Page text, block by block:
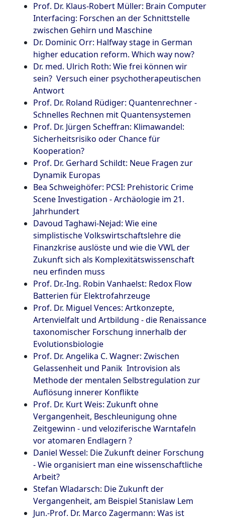
Prof. Dr. Klaus-Robert Müller: Brain Computer
Interfacing: Forschen an der Schnittstelle
zwischen Gehirn und Maschine
Dr. Dominic Orr: Halfway stage in German
higher education reform. Which way now?
Dr. med. Ulrich Roth: Wie frei können wir
sein?  Versuch einer psychotherapeutischen
Antwort
Prof. Dr. Roland Rüdiger: Quantenrechner -
Schnelles Rechnen mit Quantensystemen
Prof. Dr. Jürgen Scheffran: Klimawandel:
Sicherheitsrisiko oder Chance für
Kooperation?
Prof. Dr. Gerhard Schildt: Neue Fragen zur
Dynamik Europas
Bea Schweighöfer: PCSI: Prehistoric Crime
Scene Investigation - Archäologie im 21.
Jahrhundert
Davoud Taghawi-Nejad: Wie eine
simplistische Volkswirtschaftslehre die
Finanzkrise auslöste und wie die VWL der
Zukunft sich als Komplexitätswissenschaft
neu erfinden muss
Prof. Dr.-Ing. Robin Vanhaelst: Redox Flow
Batterien für Elektrofahrzeuge
Prof. Dr. Miguel Vences: Artkonzepte,
Artenvielfalt und Artbildung - die Renaissance
taxonomischer Forschung innerhalb der
Evolutionsbiologie
Prof. Dr. Angelika C. Wagner: Zwischen
Gelassenheit und Panik  Introvision als
Methode der mentalen Selbstregulation zur
Auflösung innerer Konflikte
Prof. Dr. Kurt Weis: Zukunft ohne
Vergangenheit, Beschleunigung ohne
Zeitgewinn - und veloziferische Warntafeln
vor atomaren Endlagern ?
Daniel Wessel: Die Zukunft deiner Forschung
- Wie organisiert man eine wissenschaftliche
Arbeit?
Stefan Wladarsch: Die Zukunft der
Vergangenheit, am Beispiel Stanislaw Lem
Jun.-Prof. Dr. Marco Zagermann: Was ist